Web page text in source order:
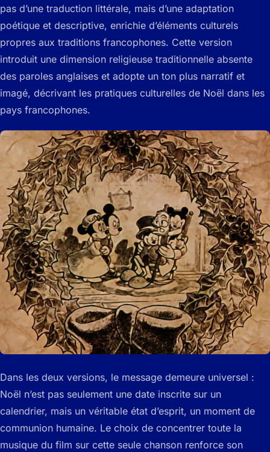
pas d’une traduction littérale, mais d’une adaptation
poétique et descriptive, enrichie d’éléments culturels
propres aux traditions francophones. Cette version
introduit une dimension religieuse traditionnelle absente
des paroles anglaises et adopte un ton plus narratif et
imagé, décrivant les pratiques culturelles de Noël dans les
pays francophones.
Dans les deux versions, le message demeure universel :
Noël n’est pas seulement une date inscrite sur un
calendrier, mais un véritable état d’esprit, un moment de
communion humaine. Le choix de concentrer toute la
musique du film sur cette seule chanson renforce son